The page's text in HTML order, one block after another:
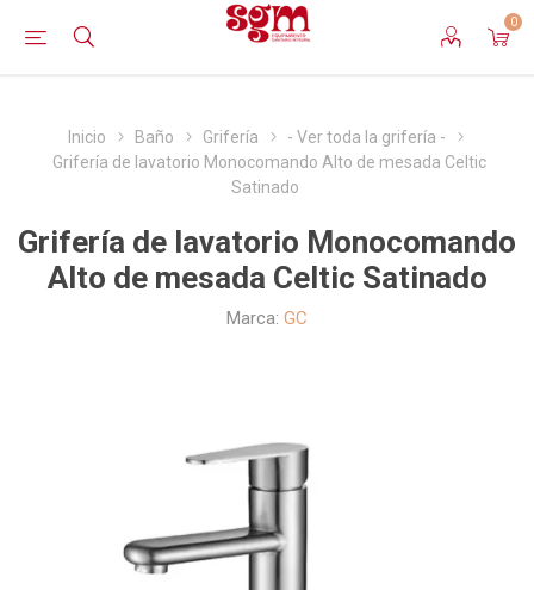
0
Inicio Baño Grifería
- Ver toda la grifería -
Grifería de lavatorio Monocomando Alto de mesada Celtic
Satinado
Grifería de lavatorio Monocomando
Alto de mesada Celtic Satinado
Marca: GC